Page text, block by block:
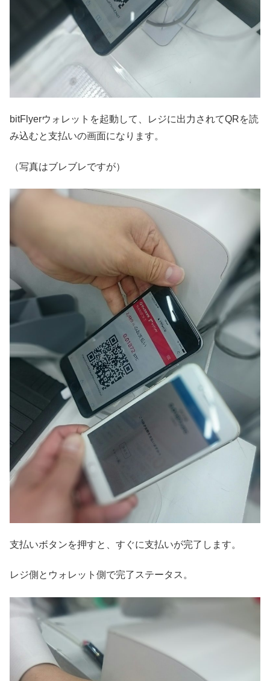
bitFlyerウォレットを起動して、レジに出力されてQRを読
み込むと支払いの画面になります。
（写真はブレブレですが）
支払いボタンを押すと、すぐに支払いが完了します。
レジ側とウォレット側で完了ステータス。